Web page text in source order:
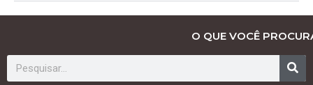
O QUE VOCÊ